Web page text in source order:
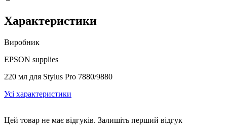
Характеристики
Виробник
EPSON supplies
220 мл для Stylus Pro 7880/9880
Усі характеристики
Цей товар не має відгуків. Залишіть перший відгук